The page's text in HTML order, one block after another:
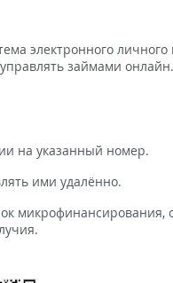
электронного личного
займами онлайн.
на указанный номер.
ими удалённо.